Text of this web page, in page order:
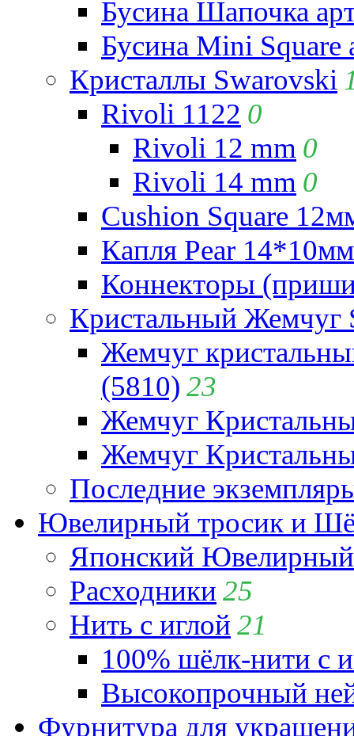
Бусина Шапочка
Бусина Mini Square
Кристаллы Swarovski
Rivoli 1122 0
Rivoli 12 mm 0
Rivoli 14 mm 0
Cushion Square
Капля Pear
Коннекторы
Кристальный Жемчуг
Жемчуг
(5810) 23
Жемчуг
Жемчуг
Последние
Ювелирный тросик и
Японский
Расходники 25
Нить с иглой 21
100% шёлк-нити с
Высокопрочный
Фурнитура для